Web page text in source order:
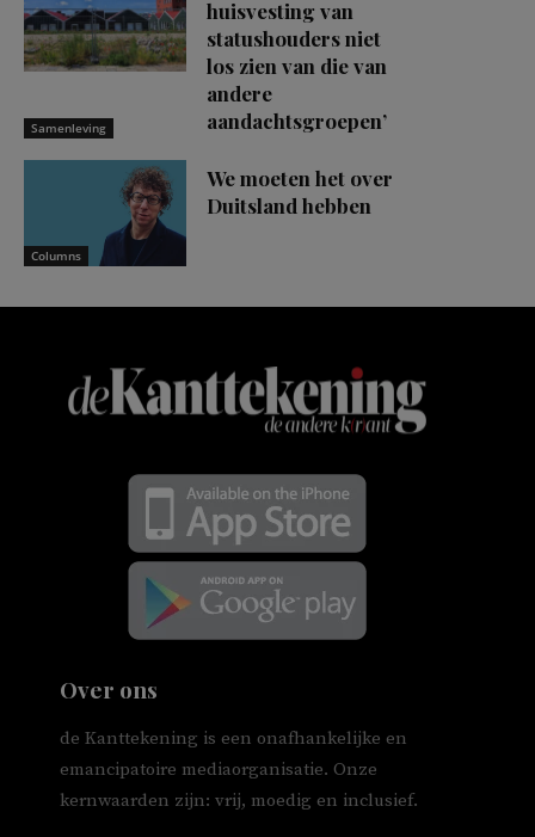
Samenleving
huisvesting van
statushouders niet
los zien van die van
andere
aandachtsgroepen’
Columns
We moeten het over
Duitsland hebben
Over ons
de Kanttekening is een onafhankelijke en
emancipatoire mediaorganisatie. Onze
kernwaarden zijn: vrij, moedig en inclusief.